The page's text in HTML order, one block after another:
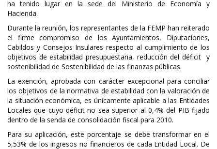
ha tenido lugar en la sede del Ministerio de Economía y
Hacienda.
Durante la reunión, los representantes de la FEMP han reiterado
el firme compromiso de los Ayuntamientos, Diputaciones,
Cabildos y Consejos Insulares respecto al cumplimiento de los
objetivos de estabilidad presupuestaria, reducción del déficit y
sostenibilidad de Sostenibilidad de las finanzas públicas.
La exención, aprobada con carácter excepcional para conciliar
los objetivos de la normativa de estabilidad con la valoración de
la situación económica, es únicamente aplicable a las Entidades
Locales que cuyo déficit no sea superior al 0,4% del PIB fijado
dentro de la senda de consolidación fiscal para 2010.
Para su aplicación, este porcentaje se debe transformar en el
5,53% de los ingresos no financieros de cada Entidad Local. De